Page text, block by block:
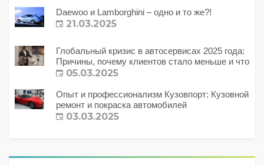
Daewoo и Lamborghini – одно и то же?!
21.03.2025
Глобальный кризис в автосервисах 2025 года:
Причины, почему клиентов стало меньше и что
с этим делать?
05.03.2025
Опыт и профессионализм Кузовпорт: Кузовной
ремонт и покраска автомобилей
03.03.2025